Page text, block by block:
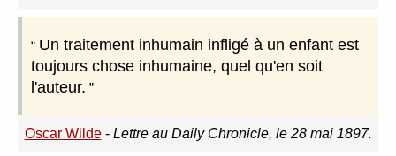
Un traitement inhumain infligé à un enfant est
toujours chose inhumaine, quel qu'en soit
l'auteur.
Oscar Wilde- Lettre au Daily Chronicle, le 28 mai 1897.